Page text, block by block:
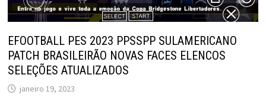
EFOOTBALL PES 2023 PPSSPP SULAMERICANO
PATCH BRASILEIRÃO NOVAS FACES ELENCOS
SELEÇÕES ATUALIZADOS
janeiro 19, 2023